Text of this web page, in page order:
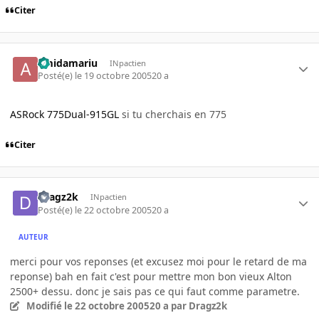
Citer
amidamariu INpactien
Posté(e) le 19 octobre 200520 a
ASRock 775Dual-915GL si tu cherchais en 775
Citer
Dragz2k INpactien
Posté(e) le 22 octobre 200520 a
AUTEUR
merci pour vos reponses (et excusez moi pour le retard de ma
reponse) bah en fait c'est pour mettre mon bon vieux Alton
2500+ dessu. donc je sais pas ce qui faut comme parametre.
Modifié le 22 octobre 200520 a par Dragz2k